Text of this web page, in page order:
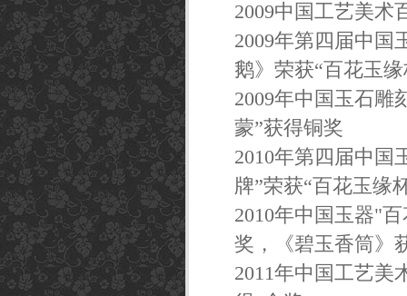
2009中国工艺美术
2009年第四届中国
鹅》荣获“百花玉
2009年中国玉石雕
蒙”获得铜奖
2010年第四届中国
牌”荣获“百花玉缘
2010年中国玉器"
奖，《碧玉香筒》
2011年中国工艺美